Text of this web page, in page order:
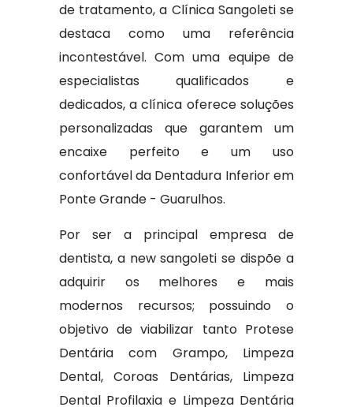
de tratamento, a Clínica Sangoleti se
destaca como uma referência
incontestável. Com uma equipe de
especialistas qualificados e
dedicados, a clínica oferece soluções
personalizadas que garantem um
encaixe perfeito e um uso
confortável da Dentadura Inferior em
Ponte Grande - Guarulhos.
Por ser a principal empresa de
dentista, a new sangoleti se dispõe a
adquirir os melhores e mais
modernos recursos; possuindo o
objetivo de viabilizar tanto Protese
Dentária com Grampo, Limpeza
Dental, Coroas Dentárias, Limpeza
Dental Profilaxia e Limpeza Dentária